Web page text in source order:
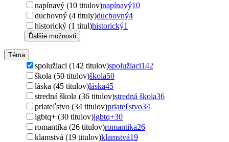
napínavý (10 titulov)napínavý10
duchovný (4 tituly)duchovný4
historický (1 titul)historický1
Ďalšie možnosti
Téma
spolužiaci (142 titulov)spolužiaci142
škola (50 titulov)škola50
láska (45 titulov)láska45
stredná škola (36 titulov)stredná škola36
priateľstvo (34 titulov)priateľstvo34
lgbtq+ (30 titulov)lgbtq+30
romantika (26 titulov)romantika26
klamstvá (19 titulov)klamstvá19